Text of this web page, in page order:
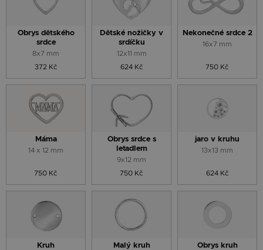
Obrys dětského
srdce
8x7 mm
372 Kč
Dětské nožičky v
srdíčku
12x11 mm
624 Kč
Nekonečné srdce 2
16x7 mm
750 Kč
Máma
14 x 12 mm
750 Kč
Obrys srdce s
letadlem
9x12 mm
750 Kč
jaro v kruhu
13x13 mm
624 Kč
Kruh Malý kruh
Obrys kruh